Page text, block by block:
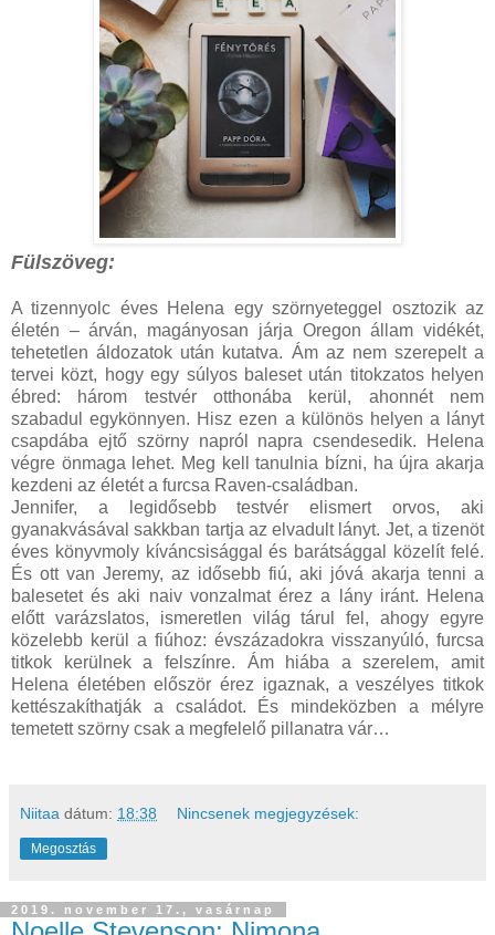
Fülszöveg:
A ​tizennyolc éves Helena egy szörnyeteggel osztozik az
életén – árván, magányosan járja Oregon állam vidékét,
tehetetlen áldozatok után kutatva. Ám az nem szerepelt a
tervei közt, hogy egy súlyos baleset után titokzatos helyen
ébred: három testvér otthonába kerül, ahonnét nem
szabadul egykönnyen. Hisz ezen a különös helyen a lányt
csapdába ejtő szörny napról napra csendesedik. Helena
végre önmaga lehet. Meg kell tanulnia bízni, ha újra akarja
kezdeni az életét a furcsa Raven-családban.
Jennifer, a legidősebb testvér elismert orvos, aki
gyanakvásával sakkban tartja az elvadult lányt. Jet, a tizenöt
éves könyvmoly kíváncsisággal és barátsággal közelít felé.
És ott van Jeremy, az idősebb fiú, aki jóvá akarja tenni a
balesetet és aki naiv vonzalmat érez a lány iránt. Helena
előtt varázslatos, ismeretlen világ tárul fel, ahogy egyre
közelebb kerül a fiúhoz: évszázadokra visszanyúló, furcsa
titkok kerülnek a felszínre. Ám hiába a szerelem, amit
Helena életében először érez igaznak, a veszélyes titkok
kettészakíthatják a családot. És mindeközben a mélyre
temetett szörny csak a megfelelő pillanatra vár…
Niitaa dátum: 18:38 Nincsenek megjegyzések:
Megosztás
2019. november 17., vasárnap